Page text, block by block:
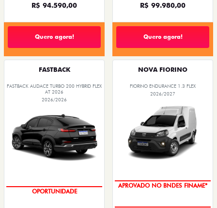
R$ 94.590,00
Quero agora!
R$ 99.980,00
Quero agora!
FASTBACK
FASTBACK AUDACE TURBO 200 HYBRID FLEX
AT 2026
2026/2026
OPORTUNIDADE
NOVA FIORINO
FIORINO ENDURANCE 1.3 FLEX
2026/2027
APROVADO NO BNDES FINAME*